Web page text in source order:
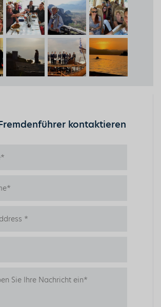
kontaktieren